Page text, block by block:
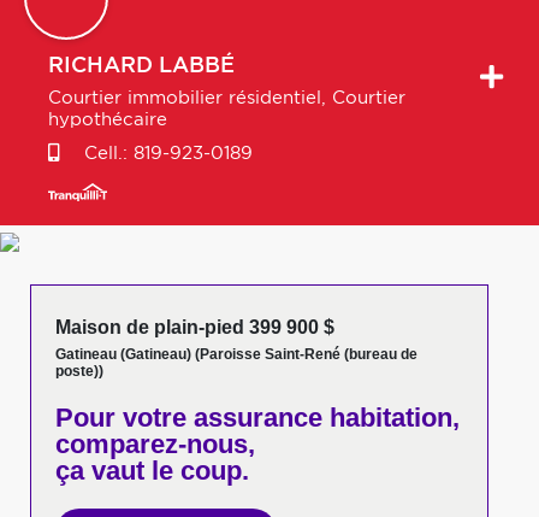
RICHARD LABBÉ
Courtier immobilier résidentiel, Courtier
hypothécaire
Cell.: 819-923-0189
Maison de plain-pied 399 900 $
Gatineau (Gatineau) (Paroisse Saint-René (bureau de
poste))
Pour votre assurance habitation,
comparez-nous,
ça vaut le coup.